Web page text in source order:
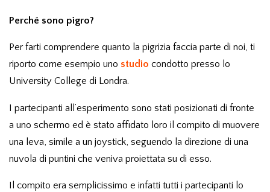
Perché sono pigro?
Per farti comprendere quanto la pigrizia faccia parte di noi, ti
riporto come esempio uno studio condotto presso lo
University College di Londra.
I partecipanti all’esperimento sono stati posizionati di fronte
a uno schermo ed è stato affidato loro il compito di muovere
una leva, simile a un joystick, seguendo la direzione di una
nuvola di puntini che veniva proiettata su di esso.
Il compito era semplicissimo e infatti tutti i partecipanti lo